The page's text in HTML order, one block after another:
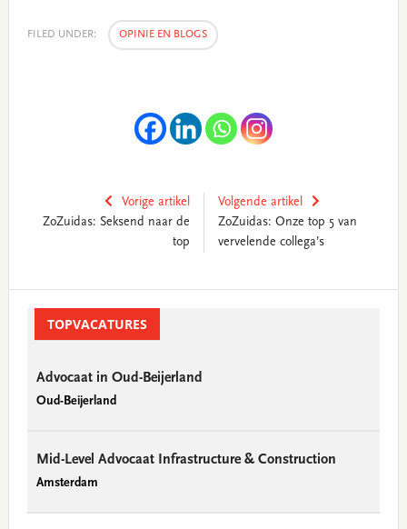
FILED UNDER: OPINIE EN BLOGS
Vorige artikel
ZoZuidas: Seksend naar de
top
Volgende artikel
ZoZuidas: Onze top 5 van
vervelende collega’s
SidebarTOPVACATURES
Advocaat in Oud-Beijerland
Oud-Beijerland
Mid-Level Advocaat Infrastructure & Construction
Amsterdam